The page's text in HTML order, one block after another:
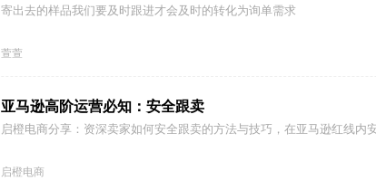
寄出去的样品我们要及时跟进才会及时的转化为询单需求
萱萱
亚马逊高阶运营必知：安全跟卖
启橙电商分享：资深卖家如何安全跟卖的方法与技巧，在亚马逊红线内
启橙电商